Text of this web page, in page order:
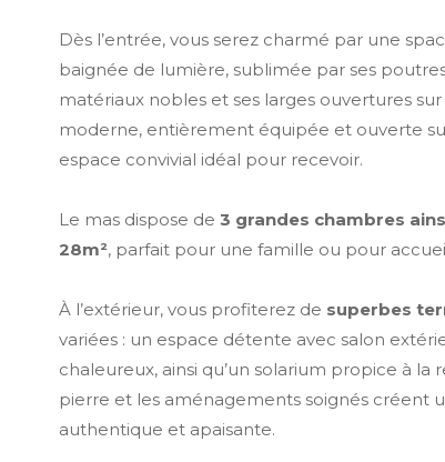
Dès l’entrée, vous serez charmé par une
baignée de lumière, sublimée par ses
matériaux nobles et ses larges ouvertures sur
moderne, entièrement équipée et ouverte
espace convivial idéal pour recevoir.
Le mas dispose de 3 grandes chambres
28m², parfait pour une famille ou pour
À l’extérieur, vous profiterez de superbes
variées : un espace détente avec salon
chaleureux, ainsi qu’un solarium propice à la
pierre et les aménagements soignés créent
authentique et apaisante.